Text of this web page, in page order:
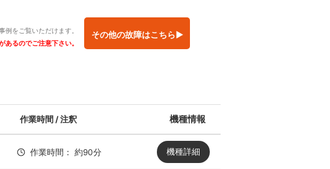
をご覧いただけます。
あるのでご注意下さい。
その他の故障はこちら▶︎
作業時間 / 注釈 機種情報
作業時間： 約90分 機種詳細